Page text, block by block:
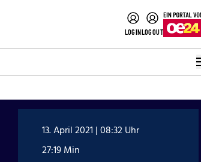
LOGINLOGOUT
13. April 2021 | 08:32 Uhr
27:19 Min